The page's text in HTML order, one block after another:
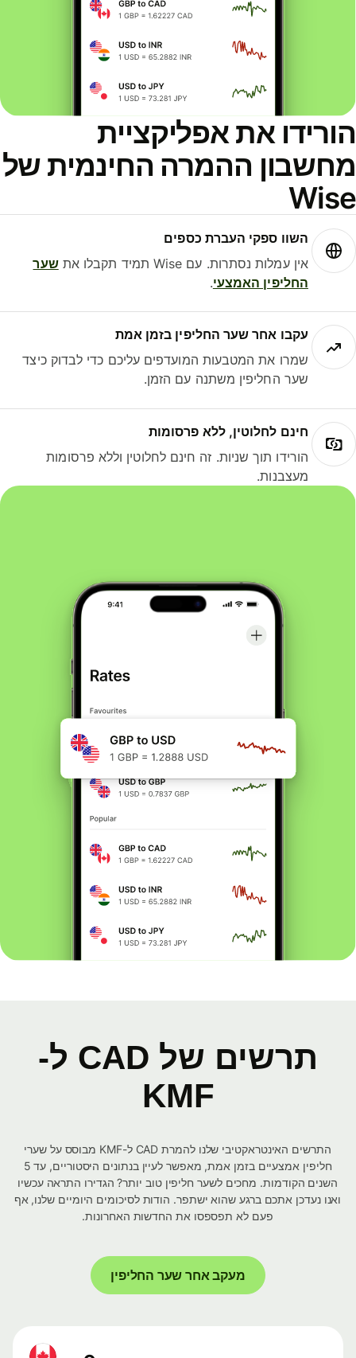
את אפליקציית
ההמרה החינמית של
השוו ספקי העברת כספים
אין עמלות נסתרות. עם Wise תמיד תקבלו את
שער
החליפין האמצעי.
עקבו אחר שער החליפין בזמן אמת
שמרו את המטבעות המועדפים עליכם כדי לבדוק כיצד
שער החליפין משתנה עם הזמן.
חינם לחלוטין, ללא פרסומות
הורידו תוך שניות. זה חינם לחלוטין וללא פרסומות
מעצבנות.
תרשים של CAD ל-
KMF
התרשים האינטראקטיבי שלנו להמרת CAD ל-KMF מבוסס על שערי
חליפין אמצעיים בזמן אמת, מאפשר לעיין בנתונים היסטוריים, עד 5
השנים הקודמות. מחכים לשער חליפין טוב יותר? הגדירו התראה עכשיו
ואנו נעדכן אתכם ברגע שהוא ישתפר. הודות לסיכומים היומיים שלנו, אף
פעם לא תפספסו את החדשות האחרונות.
מעקב אחר שער החליפין